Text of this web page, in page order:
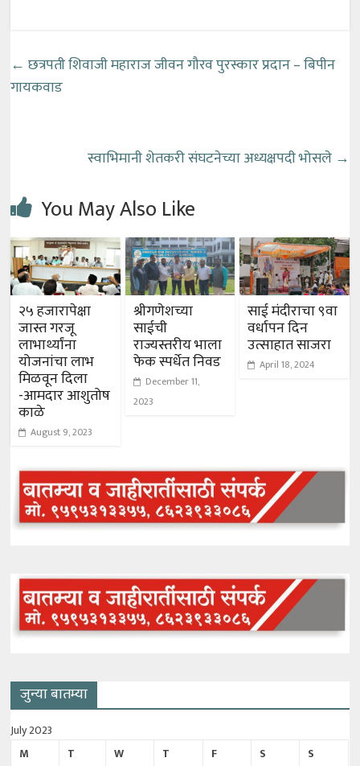
← छत्रपती शिवाजी महाराज जीवन गौरव पुरस्कार प्रदान – बिपीन
गायकवाड
स्वाभिमानी शेतकरी संघटनेच्या अध्यक्षपदी भोसले →
You May Also Like
२५ हजारापेक्षा
जास्त गरजू
लाभार्थ्यांना
योजनांचा लाभ
मिळवून दिला
-आमदार आशुतोष
काळे
August 9, 2023
श्रीगणेशच्या
साईची
राज्यस्तरीय भाला
फेक स्पर्धेत निवड
December 11,
2023
साई मंदीराचा ९वा
वर्धापन दिन
उत्साहात साजरा
April 18, 2024
जुन्या बातम्या
July 2023
M
T W T F S S